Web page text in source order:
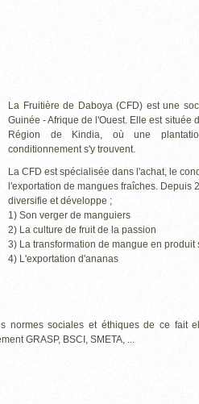
La Fruitière de Daboya (CFD) est une
Guinée - Afrique de l'Ouest. Elle est située
Région de Kindia, où une
conditionnement s'y trouvent.
La CFD est spécialisée dans l'achat, le
l'exportation de mangues fraîches. Depuis
diversifie et développe ;
1) Son verger de manguiers
2) La culture de fruit de la passion
3) La transformation de mangue en produit
4) L'exportation d'ananas
normes sociales et éthiques de ce fait
GRASP, BSCI, SMETA, ...